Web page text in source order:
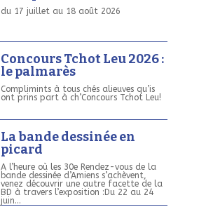
du 17 juillet au 18 août 2026
Concours Tchot Leu 2026 :
le palmarès
Complimints à tous chés alieuves qu’is
ont prins part à ch’Concours Tchot Leu!
La bande dessinée en
picard
A l’heure où les 30e Rendez-vous de la
bande dessinée d’Amiens s’achèvent,
venez découvrir une autre facette de la
BD à travers l’exposition :Du 22 au 24
juin...